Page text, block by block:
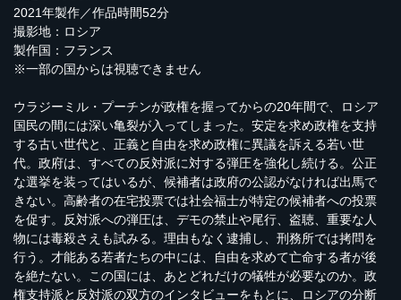
2021年製作／作品時間52分
撮影地：ロシア
製作国：フランス
※一部の国からは視聴できません
ウラジーミル・プーチンが政権を握ってからの20年間で、ロシア
国民の間には深い亀裂が入ってしまった。安定を求め政権を支持
する古い世代と、正義と自由を求め政権に異議を訴える若い世
代。政府は、すべての反対派に対する弾圧を強化し続ける。公正
な選挙を装ってはいるが、候補者は政府の公認がなければ出馬で
きない。高齢者の在宅投票では社会福士が特定の候補者への投票
を促す。反対派への弾圧は、デモの禁止や尾行、盗聴、重要な人
物には毒殺さえも試みる。理由もなく逮捕し、刑務所では拷問を
行う。才能ある若者たちの中には、自由を求めて亡命する者が後
を絶たない。この国には、あとどれだけの犠牲が必要なのか。政
権支持派と反対派の双方のインタビューをもとに、ロシアの分断